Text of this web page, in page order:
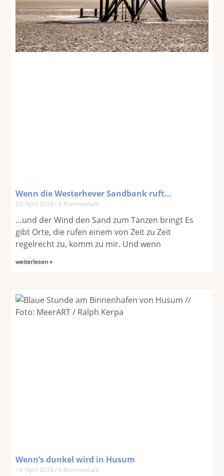
Wenn die Westerhever Sandbank ruft…
20. April 2018 6 Kommentare
…und der Wind den Sand zum Tanzen bringt Es
gibt Orte, die rufen einem von Zeit zu Zeit
regelrecht zu, komm zu mir. Und wenn
weiterlesen »
Wenn’s dunkel wird in Husum
14. April 2018 6 Kommentare